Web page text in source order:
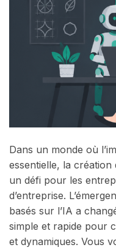
Dans un monde où
essentielle, la
un défi pour les
d’entreprise.
basés sur l’IA a
simple et rapide pour
et dynamiques. Vous